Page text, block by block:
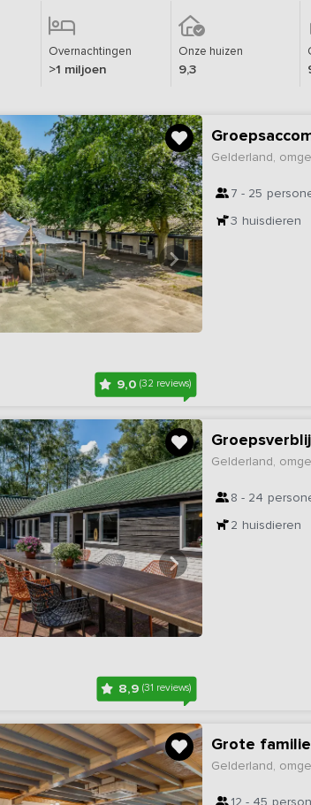
Overnachtingen
>1 miljoen
Onze huizen
9,3
9,0(32 reviews)
Gelderland,
7 - 25
3 huisdieren
8,9(31 reviews)
Gelderland,
8 - 24
2 huisdieren
Grote
Gelderland,
12 - 45